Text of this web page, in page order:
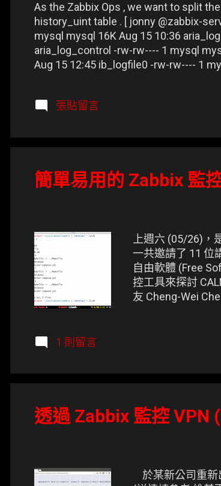
As the Zabbix Ops , we want to split
history_uint table . [ jonny @zabbix-
mysql mysql 16K Aug 15 10:36
aria_log_control -rw-rw---- 1 mysql
Aug 15 12:45 ib_logfile0 -rw-rw---- 1
drwx------ 2 mysql mysql 8.0K Aug 15
張貼留言
簡單易用的 Zabbix 監
上週六 (05/26)，
一共邀請了 11 位
自由軟體 (Free
控工具來探討
友 Cheng-Wei
Taiwan 分享的
1 則留言
透過 Zabbix 監控 VPN
於某新公司重新